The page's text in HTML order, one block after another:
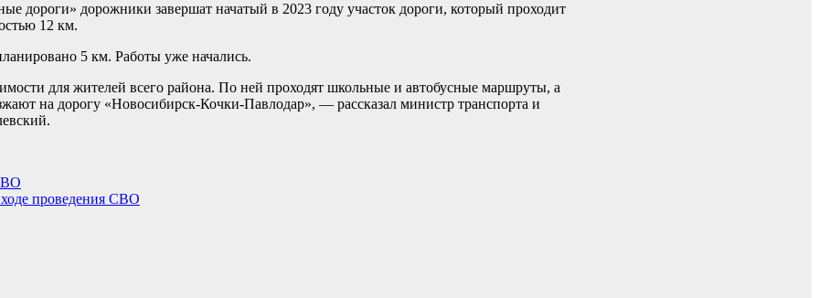
дороги» дорожники завершат начатый в 2023 году участок дороги, который проходит
12 км.
5 км. Работы уже начались.
для жителей всего района. По ней проходят школьные и автобусные маршруты, а
на дорогу «Новосибирск-Кочки-Павлодар», — рассказал министр транспорта и
проведения СВО